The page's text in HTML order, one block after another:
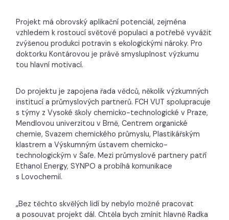
Projekt má obrovský aplikační potenciál, zejména
vzhledem k rostoucí světové populaci a potřebě vyvážit
zvýšenou produkci potravin s ekologickými nároky. Pro
doktorku Kontárovou je právě smysluplnost výzkumu
tou hlavní motivací.
Do projektu je zapojena řada vědců, několik výzkumných
institucí a průmyslových partnerů. FCH VUT spolupracuje
s týmy z Vysoké školy chemicko-technologické v Praze,
Mendlovou univerzitou v Brně, Centrem organické
chemie, Svazem chemického průmyslu, Plastikářským
klastrem a Výskumným ústavem chemicko-
technologickým v Šaľe. Mezi průmyslové partnery patří
Ethanol Energy, SYNPO a probíhá komunikace
s Lovochemií.
„Bez těchto skvělých lidí by nebylo možné pracovat
a posouvat projekt dál. Chtěla bych zmínit hlavně Radka